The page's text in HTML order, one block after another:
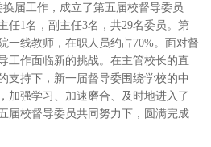
届工作，成立了第五届校督导委员
任1名，副主任3名，共29名委员。第
一线教师，在职人员约占70%。面对督
工作面临新的挑战。在主管校长的直
支持下，新一届督导委围绕学校的中
加强学习、加速磨合、及时地进入了
届校督导委员共同努力下，圆满完成